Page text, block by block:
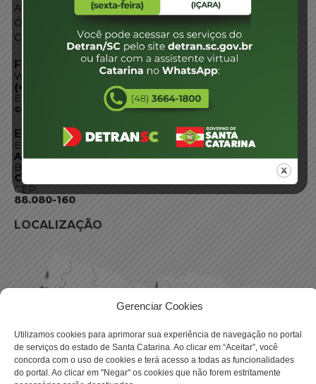
Gerenciar Cookies
Utilizamos cookies para aprimorar sua experiência de navegação no portal
de serviços do estado de Santa Catarina. Ao clicar em “Aceitar”, você
concorda com o uso de cookies e terá acesso a todas as funcionalidades
do portal. Ao clicar em "Negar" os cookies que não forem estritamente
Acesso à Informação
Órgãos do Governo
Conheça SC
FALE CONOSCO
WhatsApp:
(48) 3664-1800
E-mail:
centraldeinformacoes@detran.sc.gov.br
ENDEREÇO
Endereço:
Av. Almirante Tamandaré - 480
Bairro:
Coqueiros, Florianópolis SC
CEP:
88.080-160
LOCALIZAÇÃO